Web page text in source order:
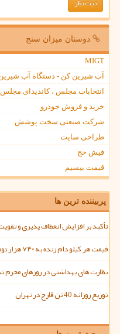
دوستان میزان سنج
MIGT
آب شیرین کن - دستگاه آب
انتخابات مجلس ، کاندیدای مجلس
خرید و فروش خودرو
شرکت صنعتی سخت پوشش
طراحی سایت
فیش حج
قیمت بیسیم
پربیننده ترین ها
تأکید بر افزایش انعطاف پذیری و
قیمت هر کیلو دام زنده به ۷۴۰ هزار تومان رسید
نظارت های بهداشتی در روزهای
توزیع روزانه 40 تن قارچ در تهران